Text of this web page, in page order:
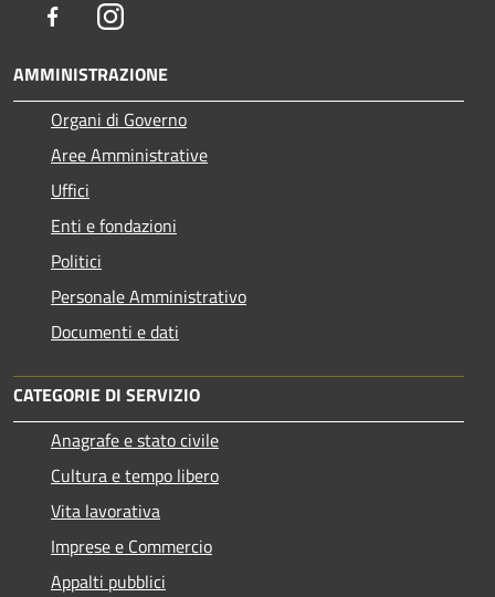
FacebookInstagram
AMMINISTRAZIONE
Organi di Governo
Aree Amministrative
Uffici
Enti e fondazioni
Politici
Personale Amministrativo
Documenti e dati
CATEGORIE DI SERVIZIO
Anagrafe e stato civile
Cultura e tempo libero
Vita lavorativa
Imprese e Commercio
Appalti pubblici